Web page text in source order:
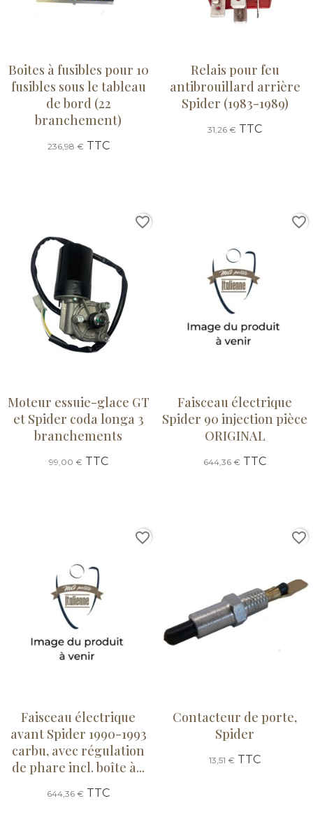
Boites à fusibles pour 10
fusibles sous le tableau
de bord (22
branchement)
236,98 €TTC
Relais pour feu
antibrouillard arrière
Spider (1983-1989)
31,26 € TTC
Moteur essuie-glace GT
et Spider coda longa 3
branchements
99,00 €TTC
favorite_border
Faisceau électrique
Spider 90 injection pièce
ORIGINAL
644,36 € TTC
favorite_border
Faisceau électrique
avant Spider 1990-1993
carbu, avec régulation
de phare incl. boîte à...
644,36 € TTC
favorite_border
Contacteur de porte,
Spider
13,51 € TTC
favorite_border